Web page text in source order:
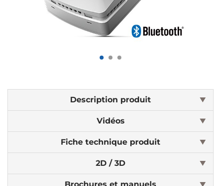
Description produit
Vidéos
Fiche technique produit
2D / 3D